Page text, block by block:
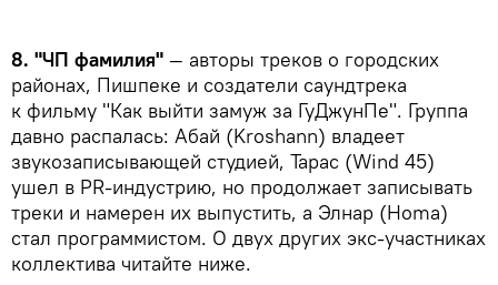
8. "ЧП фамилия" — авторы треков о городских
районах, Пишпеке и создатели саундтрека
к фильму "Как выйти замуж за ГуДжунПе". Группа
давно распалась: Абай (Kroshann) владеет
звукозаписывающей студией, Тарас (Wind 45)
ушел в PR-индустрию, но продолжает записывать
треки и намерен их выпустить, а Элнар (Homa)
стал программистом. О двух других экс-участниках
коллектива читайте ниже.